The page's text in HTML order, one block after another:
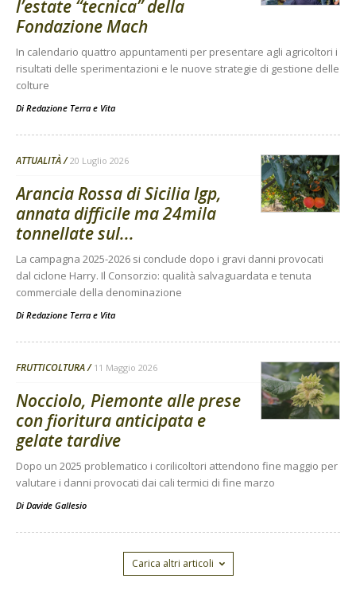
l’estate “tecnica” della
Fondazione Mach
In calendario quattro appuntamenti per presentare agli agricoltori i
risultati delle sperimentazioni e le nuove strategie di gestione delle
colture
Di Redazione Terra e Vita
ATTUALITÀ 20 Luglio 2026
Arancia Rossa di Sicilia Igp,
annata difficile ma 24mila
tonnellate sul...
La campagna 2025-2026 si conclude dopo i gravi danni provocati
dal ciclone Harry. Il Consorzio: qualità salvaguardata e tenuta
commerciale della denominazione
Di Redazione Terra e Vita
FRUTTICOLTURA 11 Maggio 2026
Nocciolo, Piemonte alle prese
con fioritura anticipata e
gelate tardive
Dopo un 2025 problematico i corilicoltori attendono fine maggio per
valutare i danni provocati dai cali termici di fine marzo
Di Davide Gallesio
Carica altri articoli